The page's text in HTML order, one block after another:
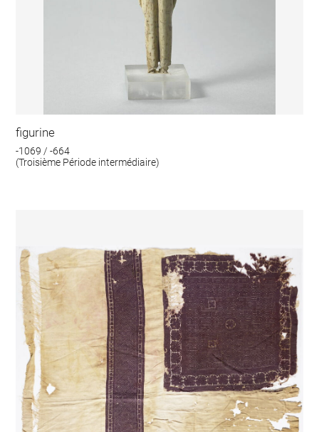
figurine
-1069 / -664
(Troisième Période intermédiaire)